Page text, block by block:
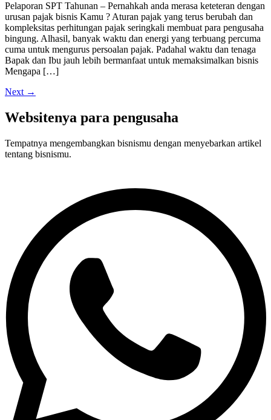
Pelaporan SPT Tahunan – Pernahkah anda merasa keteteran dengan
urusan pajak bisnis Kamu ? Aturan pajak yang terus berubah dan
kompleksitas perhitungan pajak seringkali membuat para pengusaha
bingung. Alhasil, banyak waktu dan energi yang terbuang percuma
cuma untuk mengurus persoalan pajak. Padahal waktu dan tenaga
Bapak dan Ibu jauh lebih bermanfaat untuk memaksimalkan bisnis
Mengapa […]
Next →
Websitenya para pengusaha
Tempatnya mengembangkan bisnismu dengan menyebarkan artikel
tentang bisnismu.